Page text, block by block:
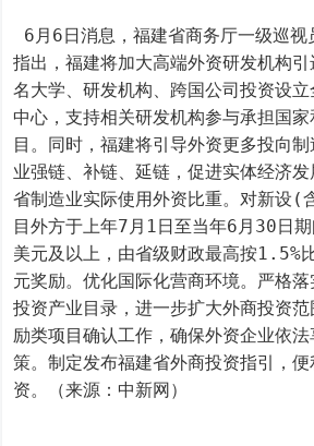
指出，福建将加大高端外资研发机构
名大学、研发机构、跨国公司投资设
中心，支持相关研发机构参与承担国
目。同时，福建将引导外资更多投向
业强链、补链、延链，促进实体经济
省制造业实际使用外资比重。对新设(
目外方于上年7月1日至当年6月30日
美元及以上，由省级财政最高按1.5%
元奖励。优化国际化营商环境。严格
投资产业目录，进一步扩大外商投资
励类项目确认工作，确保外资企业依
策。制定发布福建省外商投资指引，
资。（来源：中新网）